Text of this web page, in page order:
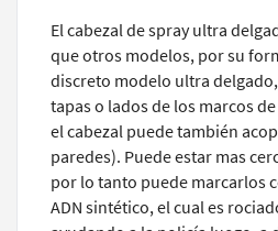
El cabezal de spray ultra
que otros modelos, por su
discreto modelo ultra
tapas o lados de los marcos
el cabezal puede también
paredes). Puede estar mas
por lo tanto puede marcarlos
ADN sintético, el cual es